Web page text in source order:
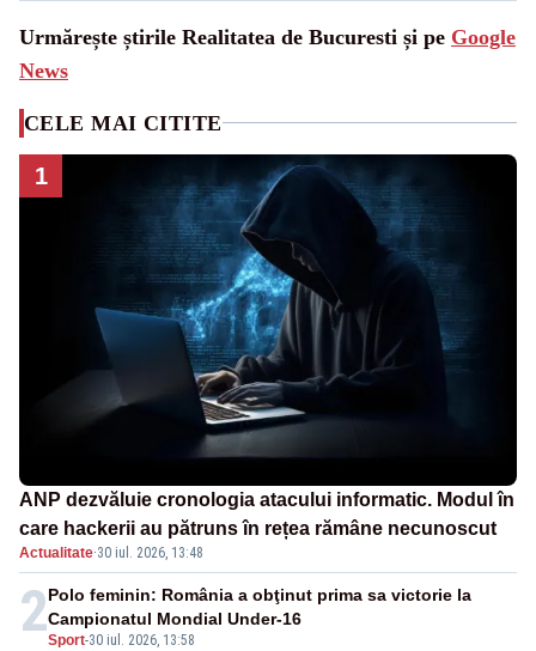
Urmărește știrile Realitatea de Bucuresti și pe Google
News
CELE MAI CITITE
1
ANP dezvăluie cronologia atacului informatic. Modul în
care hackerii au pătruns în rețea rămâne necunoscut
Actualitate·30 iul. 2026, 13:48
2Sport-30 iul. 2026, 13:58
Polo feminin: România a obţinut prima sa victorie la
Campionatul Mondial Under-16